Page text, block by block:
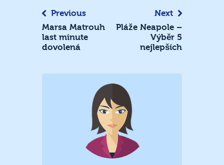
Previous
Marsa Matrouh
last minute
dovolená
Next
Pláže Neapole –
Výběr 5
nejlepších